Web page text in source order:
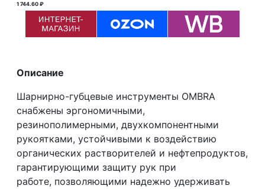
1 744.60 ₽
Описание
Шарнирно-губцевые инструменты ОМВRA
снабжены эргономичными,
резинополимерными, двухкомпонентными
рукоятками, устойчивыми к воздействию
органических растворителей и нефтепродуктов,
гарантирующими защиту рук при
работе, позволяющими надежно удерживать